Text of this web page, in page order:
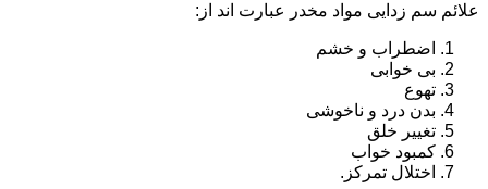
علائم سم زدایی مواد مخدر عبارت اند از:
اضطراب و خشم
بی خوابی
تهوع
بدن درد و ناخوشی
تغییر خلق
کمبود خواب
اختلال تمرکز.